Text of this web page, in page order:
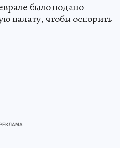
было подано
палату, чтобы оспорить